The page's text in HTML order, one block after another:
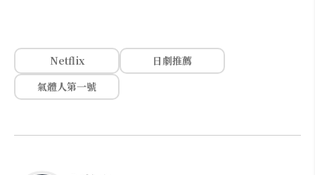
Netflix
日劇推薦
氣體人第一號